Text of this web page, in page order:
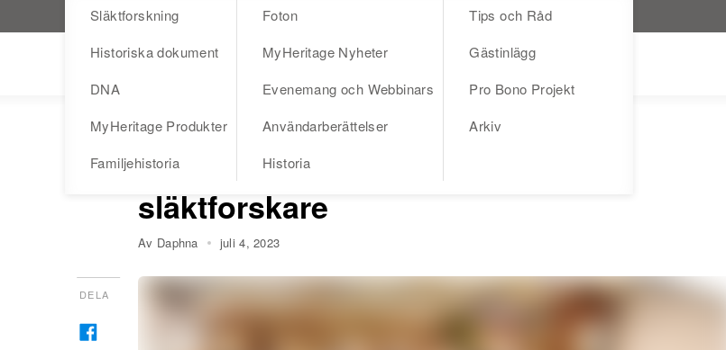
Besök MyHeritage.se
Blog
Släktforskning
Historiska dokument
DNA
MyHeritage Produkter
Familjehistoria
Foton
MyHeritage Nyheter
Evenemang och Webbinars
Användarberättelser
Historia
Tips och Råd
Gästinlägg
Pro Bono Projekt
Arkiv
HISTORIA
Husförhör – bästa källan för
släktforskare
Av Daphna juli 4, 2023
DELA